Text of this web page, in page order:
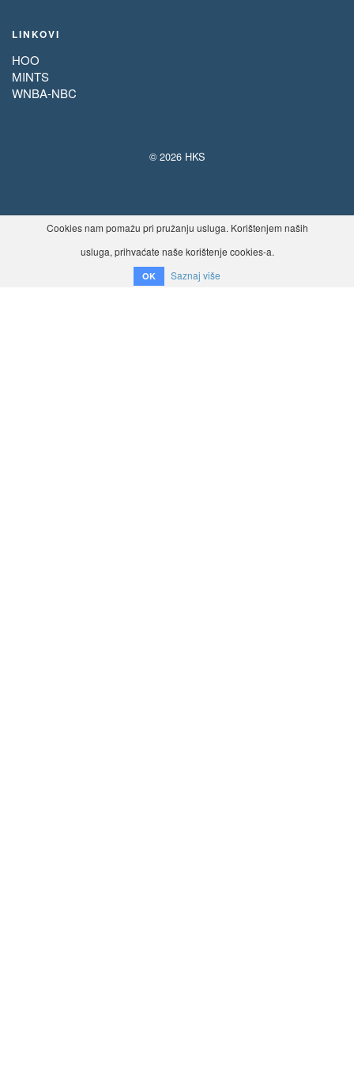
LINKOVI
HOO
MINTS
WNBA-NBC
© 2026 HKS
Cookies nam pomažu pri pružanju usluga. Korištenjem naših
usluga, prihvaćate naše korištenje cookies-a.
OK Saznaj više